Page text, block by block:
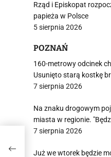
Rząd i Episkopat
papieża w Polsce
5 sierpnia 2026
POZNAŃ
160-metrowy odcinek
Usunięto starą kostkę
7 sierpnia 2026
Na znaku drogowym
miasta w regionie.
7 sierpnia 2026
Już we wtorek będzie